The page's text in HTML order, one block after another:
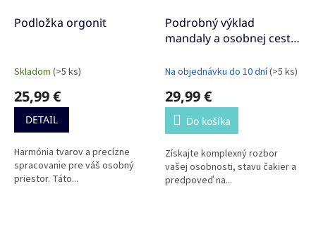
Podložka orgonit
Skladom (>5 ks)
25,99 €
DETAIL
Harmónia tvarov a precízne
spracovanie pre váš osobný
priestor. Táto...
Podrobný výklad
mandaly a osobnej cesty
Na objednávku do 10 dní(>5 ks)
29,99 €
Do košíka
Získajte komplexný rozbor
vašej osobnosti, stavu čakier a
predpoveď na...